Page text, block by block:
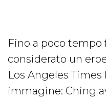
Fino a poco tempo
considerato un
Los Angeles
immagine: Ching